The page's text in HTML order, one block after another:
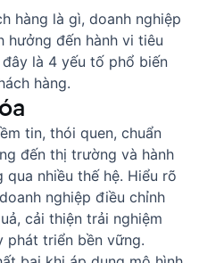
hàng là gì, doanh nghiệp
hưởng đến hành vi tiêu
là 4 yếu tố phổ biến
hàng.
tin, thói quen, chuẩn
đến thị trường và hành
nhiều thế hệ. Hiểu rõ
nghiệp điều chỉnh
cải thiện trải nghiệm
phát triển bền vững.